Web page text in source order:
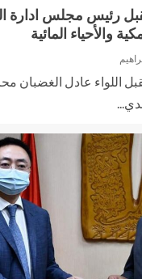
رئيس مجلس ادارة
والأحياء المائية
اللواء عادل الغضبان